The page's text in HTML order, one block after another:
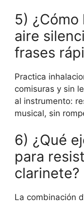
5)
aire
frases
Practica
comisuras y sin
al instrumento:
musical, sin
6) ¿Qué
para
clarinete?
La combinación